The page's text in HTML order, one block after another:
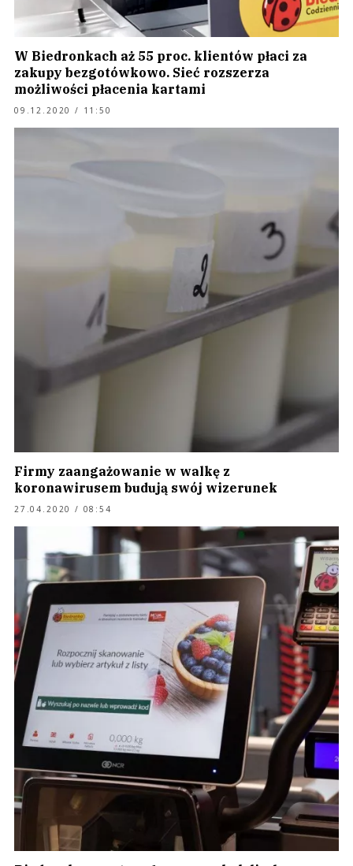
W Biedronkach aż 55 proc. klientów płaci za
zakupy bezgotówkowo. Sieć rozszerza
możliwości płacenia kartami
09.12.2020 / 11:50
Firmy zaangażowanie w walkę z
koronawirusem budują swój wizerunek
27.04.2020 / 08:54